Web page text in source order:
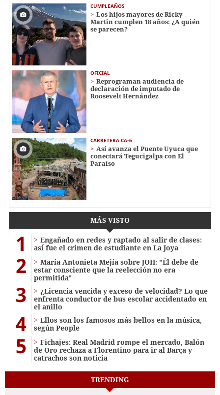
CUMPLEAÑOS
Los hijos mayores de Ricky
Martin cumplen 18 años: ¿A quién
se parecen?
OFICIAL
Reprograman audiencia de
declaración de imputado de
Roosevelt Hernández
CARRETERA CA-6
Así avanza el Puente Uyuca que
conectará Tegucigalpa con El
Paraíso
MÁS VISTO
1
Engañado en redes y raptado al salir de clases:
así fue el crimen de estudiante en La Joya
2
María Antonieta Mejía sobre JOH: "Él debe de
estar consciente que la reelección no era
permitida"
3
¿Licencia vencida y exceso de velocidad? Lo que
enfrenta conductor de bus escolar accidentado en
el anillo
4
Ellos son los famosos más bellos en la música,
según People
5
Fichajes: Real Madrid rompe el mercado, Balón
de Oro rechaza a Florentino para ir al Barça y
catrachos son noticia
TRENDING